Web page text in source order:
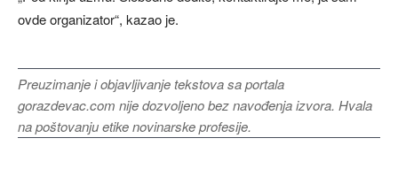
ovde organizator“, kazao je.
Preuzimanje i objavljivanje tekstova sa portala
gorazdevac.com nije dozvoljeno bez navođenja izvora. Hvala
na poštovanju etike novinarske profesije.